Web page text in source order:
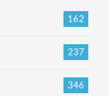
162
237
346